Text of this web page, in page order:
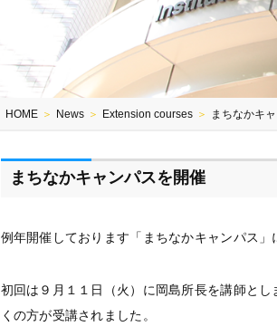
HOME ＞ News ＞ Extension courses ＞ まちなかキ
まちなかキャンパスを開催
例年開催しております「まちなかキャンパス
初回は９月１１日（火）に岡島所長を講師と
くの方が受講されました。